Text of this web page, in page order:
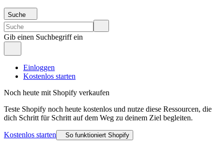
Suche
Gib einen Suchbegriff ein
Einloggen
Kostenlos starten
Noch heute mit Shopify verkaufen
Teste Shopify noch heute kostenlos und nutze diese Ressourcen, die
dich Schritt für Schritt auf dem Weg zu deinem Ziel begleiten.
Kostenlos starten So funktioniert Shopify